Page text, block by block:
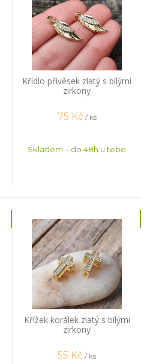
Křídlo přívěsek zlatý s bílými
zirkony
75 Kč / ks
Skladem – do 48h u tebe
Křížek korálek zlatý s bílými
zirkony
55 Kč / ks